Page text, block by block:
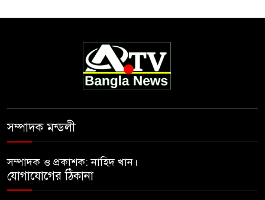
সম্পাদক মন্ডলী
সম্পাদক ও প্রকাশক: নাহিদ খান।
যোগাযোগের ঠিকানা